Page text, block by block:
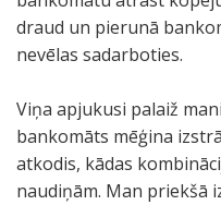
draud un pierunā
nevēlas sadarboties.
Viņa apjukusi palaiž
bankomāts mēģina
atkodis, kādas
naudiņām. Man priekšā